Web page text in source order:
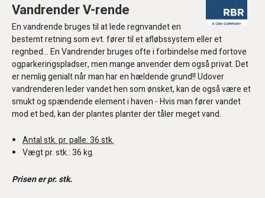
Vandrender V-rende
En vandrende bruges til at lede regnvandet en
bestemt retning som evt. fører til et afløbssystem eller et
regnbed... En Vandrender bruges ofte i forbindelse med fortove
ogparkeringspladser, men mange anvender dem også privat. Det
er nemlig genialt når man har en hældende grund!! Udover
vandrenderen leder vandet hen som ønsket, kan de også være et
smukt og spændende element i haven - Hvis man fører vandet
mod et bed, kan der plantes planter der tåler meget vand.
Antal stk. pr. palle: 36 stk.
Vægt pr. stk.: 36 kg.
Prisen er pr. stk.